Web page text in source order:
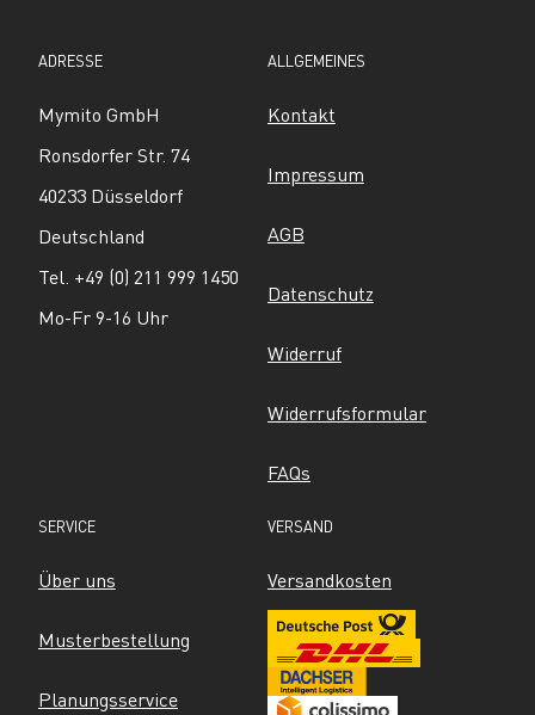
ADRESSE
Mymito GmbH
Ronsdorfer Str. 74
40233 Düsseldorf
Deutschland
Tel. +49 (0) 211 999 1450
Mo-Fr 9-16 Uhr
ALLGEMEINES
Kontakt
Impressum
AGB
Datenschutz
Widerruf
Widerrufsformular
FAQs
SERVICE
Über uns
Musterbestellung
Planungsservice
VERSAND
Versandkosten